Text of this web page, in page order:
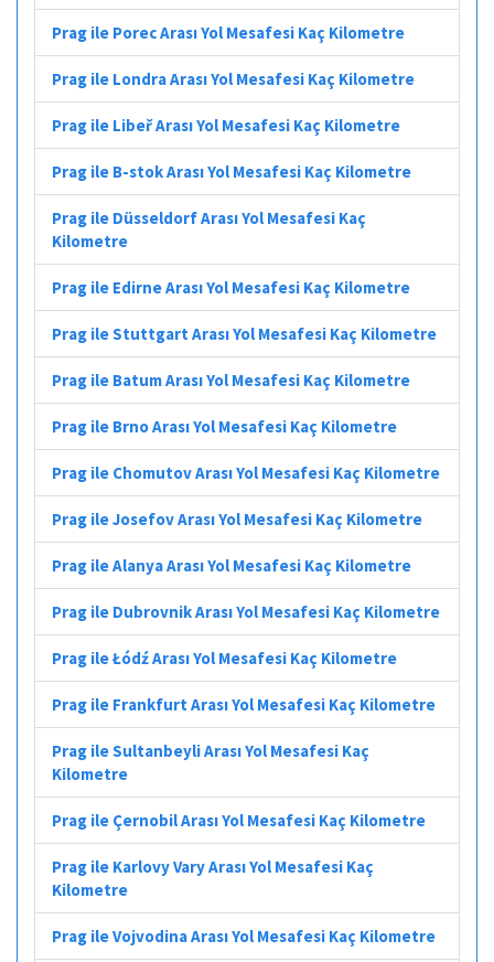
Prag ile Porec Arası Yol Mesafesi Kaç Kilometre
Prag ile Londra Arası Yol Mesafesi Kaç Kilometre
Prag ile Libeř Arası Yol Mesafesi Kaç Kilometre
Prag ile B-stok Arası Yol Mesafesi Kaç Kilometre
Prag ile Düsseldorf Arası Yol Mesafesi Kaç
Kilometre
Prag ile Edirne Arası Yol Mesafesi Kaç Kilometre
Prag ile Stuttgart Arası Yol Mesafesi Kaç Kilometre
Prag ile Batum Arası Yol Mesafesi Kaç Kilometre
Prag ile Brno Arası Yol Mesafesi Kaç Kilometre
Prag ile Chomutov Arası Yol Mesafesi Kaç Kilometre
Prag ile Josefov Arası Yol Mesafesi Kaç Kilometre
Prag ile Alanya Arası Yol Mesafesi Kaç Kilometre
Prag ile Dubrovnik Arası Yol Mesafesi Kaç Kilometre
Prag ile Łódź Arası Yol Mesafesi Kaç Kilometre
Prag ile Frankfurt Arası Yol Mesafesi Kaç Kilometre
Prag ile Sultanbeyli Arası Yol Mesafesi Kaç
Kilometre
Prag ile Çernobil Arası Yol Mesafesi Kaç Kilometre
Prag ile Karlovy Vary Arası Yol Mesafesi Kaç
Kilometre
Prag ile Vojvodina Arası Yol Mesafesi Kaç Kilometre